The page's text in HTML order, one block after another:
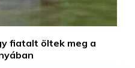
fiatalt öltek meg a